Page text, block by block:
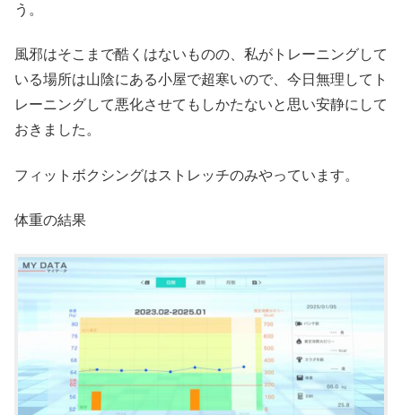
う。
風邪はそこまで酷くはないものの、私がトレーニングして
いる場所は山陰にある小屋で超寒いので、今日無理してト
レーニングして悪化させてもしかたないと思い安静にして
おきました。
フィットボクシングはストレッチのみやっています。
体重の結果